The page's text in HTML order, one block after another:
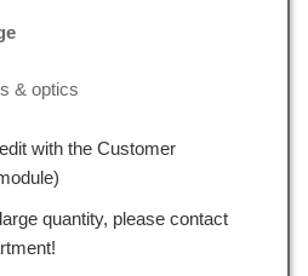
& optics
with the Customer
quantity, please contact